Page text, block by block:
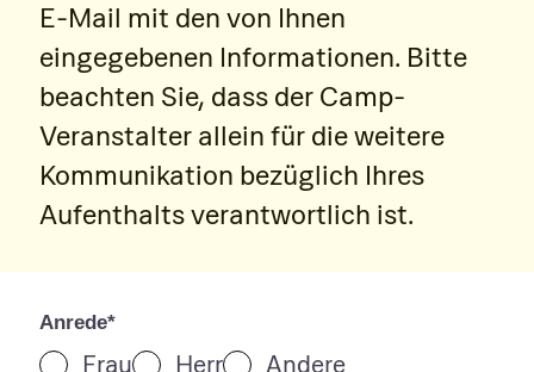
E-Mail mit den von Ihnen
eingegebenen Informationen. Bitte
beachten Sie, dass der Camp-
Veranstalter allein für die weitere
Kommunikation bezüglich Ihres
Aufenthalts verantwortlich ist.
Anrede*
Frau Herr Andere